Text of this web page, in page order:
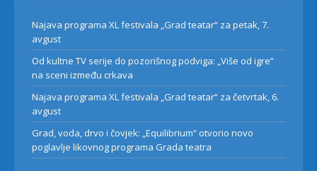
Najava programa XL festivala „Grad teatar“ za petak, 7.
avgust
Od kultne TV serije do pozorišnog podviga: „Više od igre”
na sceni između crkava
Najava programa XL festivala „Grad teatar“ za četvrtak, 6.
avgust
Grad, voda, drvo i čovjek: „Equilibrium“ otvorio novo
poglavlje likovnog programa Grada teatra